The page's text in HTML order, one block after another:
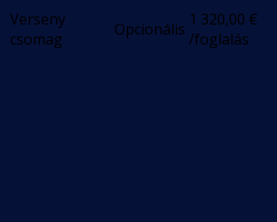
Verseny
csomag
Opcionális 1 320,00 €
/foglalás